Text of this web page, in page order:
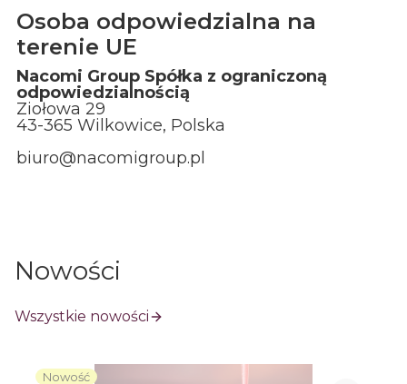
Osoba odpowiedzialna na
terenie UE
Nacomi Group Spółka z ograniczoną
odpowiedzialnością
Ziołowa 29
43-365 Wilkowice, Polska
biuro@nacomigroup.pl
Nowości
Wszystkie nowości
Nowość